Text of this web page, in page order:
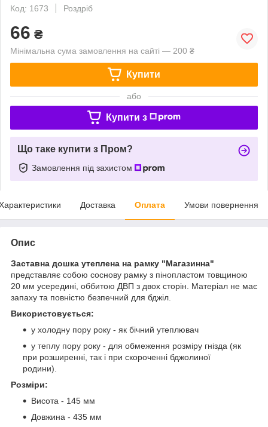
Код: 1673
Роздріб
66 ₴
Мінімальна сума замовлення на сайті — 200 ₴
Купити
або
Купити з
Що таке купити з Пром?
Замовлення під захистом
Доставка Оплата Умови повернення
Опис
Заставна дошка утеплена на рамку "Магазинна"
представляє собою соснову рамку з пінопластом товщиною
20 мм усередині, оббитою ДВП з двох сторін. Матеріал не має
запаху та повністю безпечний для бджіл.
Використовується:
у холодну пору року - як бічний утеплювач
у теплу пору року - для обмеження розміру гнізда (як
при розширенні, так і при скороченні бджолиної
родини).
Розміри:
Висота - 145 мм
Довжина - 435 мм